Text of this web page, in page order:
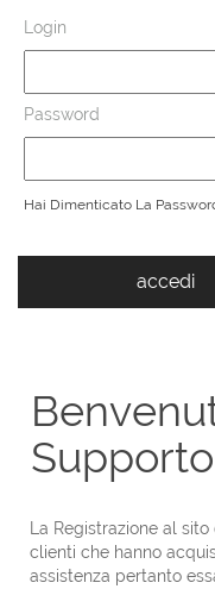
Hai Dimenticato La
Login
Password
La Registrazione al sito
clienti che hanno
assistenza pertanto